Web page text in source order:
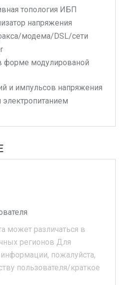
топология ИБП
напряжения
модема/DSL/сети
форме модулированой
и импульсов напряжения
может различаться в
регионов Для
пожалуйста,
пользователя/краткое